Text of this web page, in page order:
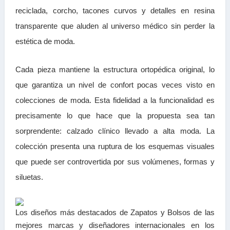
reciclada, corcho, tacones curvos y detalles en resina
transparente que aluden al universo médico sin perder la
estética de moda.
Cada pieza mantiene la estructura ortopédica original, lo
que garantiza un nivel de confort pocas veces visto en
colecciones de moda. Esta fidelidad a la funcionalidad es
precisamente lo que hace que la propuesta sea tan
sorprendente: calzado clínico llevado a alta moda. La
colección presenta una ruptura de los esquemas visuales
que puede ser controvertida por sus volúmenes, formas y
siluetas.
Los diseños más destacados de Zapatos y Bolsos de las
mejores marcas y diseñadores internacionales en los